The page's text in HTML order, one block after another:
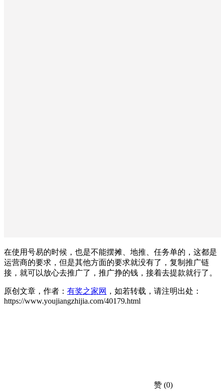
在使用号易的时候，也是不能摆摊、地推、任务单的，这都是
运营商的要求，但是其他方面的要求就没有了，复制推广链
接，就可以放心去推广了，推广挣的钱，接着去提款就行了。
原创文章，作者： 有奖之家网 ，如若转载，请注明出处：
https://www.youjiangzhijia.com/40179.html
赞 (0)